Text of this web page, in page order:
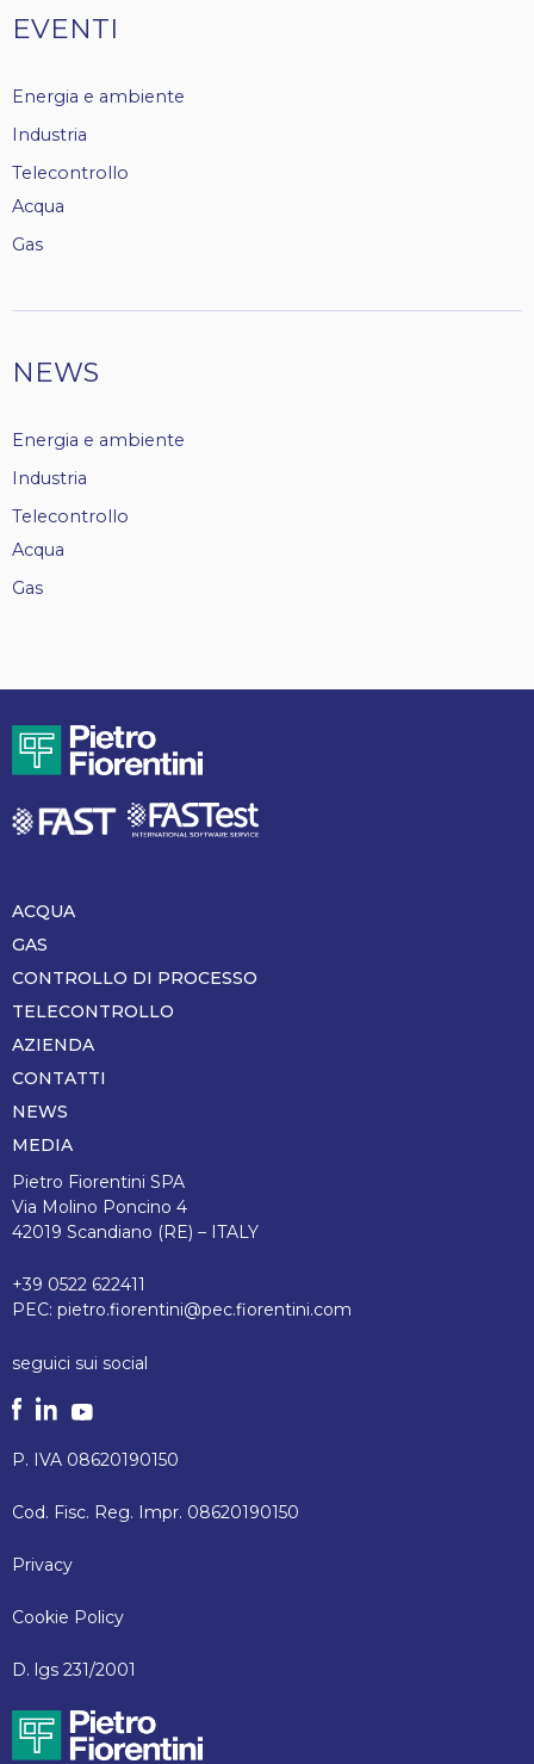
Tags
EVENTI
Energia e ambiente
Industria
Telecontrollo
Acqua
Gas
NEWS
Energia e ambiente
Industria
Telecontrollo
Acqua
Gas
Piè
di
pagina
ACQUA
GAS
CONTROLLO DI PROCESSO
TELECONTROLLO
AZIENDA
CONTATTI
NEWS
MEDIA
Pietro Fiorentini SPA
Via Molino Poncino 4
42019 Scandiano (RE) – ITALY
+39 0522 622411
PEC: pietro.fiorentini@pec.fiorentini.com
seguici sui social
P. IVA 08620190150
Cod. Fisc. Reg. Impr. 08620190150
Privacy
Cookie Policy
D. lgs 231/2001